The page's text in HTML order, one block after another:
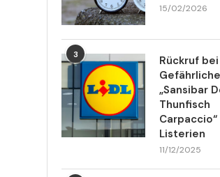
15/02/2026
3
Rückruf
„Sansibar
Thunfisch
Listerien
11/12/2025